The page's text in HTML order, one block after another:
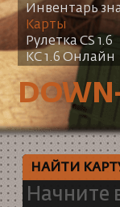
НАЙТИ КАРТУ
Инвентарь
Карты
Рулетка CS 1.6
КС 1.6 Онлайн